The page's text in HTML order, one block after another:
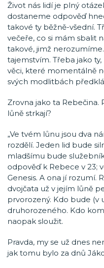
Život nás lidí je plný
dostaneme odpověď
takové ty běžně-všední.
večeře, co si mám sbalit
takové, jimž
tajemstvím. Třeba jako
věci, které momentálně
svých modlitbách
Zrovna jako ta Rebečina.
lůně strkají?
„Ve tvém lůnu jsou dva
rozdělí. Jeden lid bude
mladšímu bude
odpověď k Rebece v 23;
Genesis. A ona jí rozumí.
dvojčata už v jejím lůně
prvorozený. Kdo bude (v
druhorozeného. Kdo
naopak sloužit.
Pravda, my se už dnes
jak tomu bylo za dnů